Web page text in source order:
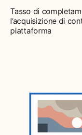
Tasso di
l’acquisizione di
piattaforma